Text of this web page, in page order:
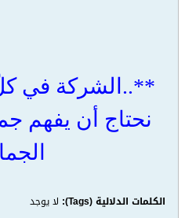
**..الشركة في
نحتاج أن يفهم
الكلمات الدلالية (Tags): لا يوجد